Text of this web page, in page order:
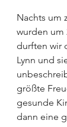
Nachts um
wurden um
durften wir
Lynn und
größte
gesunde
dann eine